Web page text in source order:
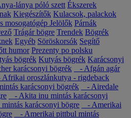
lánya póló szett Ékszerek
Kiegészítők Kulacsok, palackok
mosogatógép Jelölők Párnák
Trágár bögre Trendek Bögrék
Egyéb Söröskorsók Segítő
humor Prezenty po polsku
bögrék Kutyás bögrék Karácsonyi
karácsonyi bögrék
- Afgán agár
oroszlánkutya - rigdeback
karácsonyi bögrék
- Airedale
- Akita inu mintás karácsonyi
karácsonyi bögre
- Amerikai
- Amerikai pittbul mintás